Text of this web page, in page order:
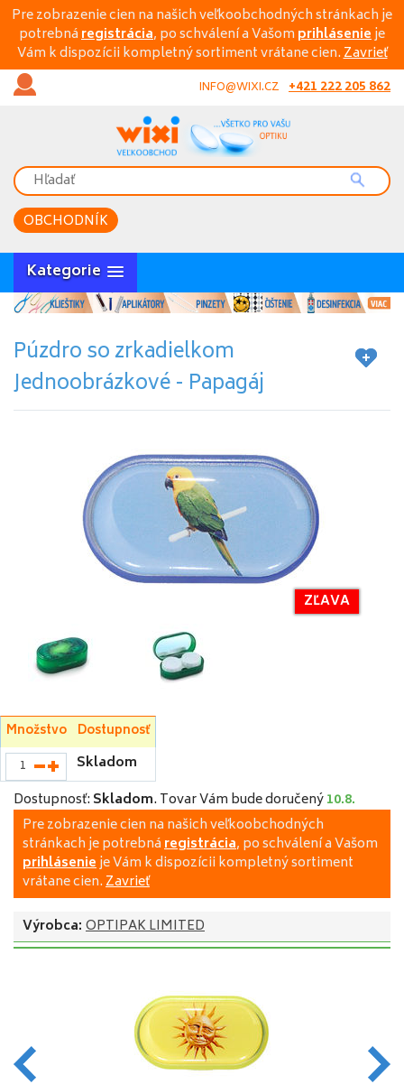
Pre zobrazenie cien na našich veľkoobchodných stránkach je
potrebnáregistrácia, po schválení a Vašom prihlásenieje
Vám k dispozícii kompletný sortiment vrátane cien.Zavrieť
INFO@WIXI.CZ +421 222 205 862
OBCHODNÍK
Kategorie
Púzdro so zrkadielkom
Jednoobrázkové - Papagáj
ZĽAVA
Množstvo Dostupnosť
Skladom
Dostupnosť: Skladom. Tovar Vám bude doručený10.8.
Pre zobrazenie cien na našich veľkoobchodných
stránkach je potrebnáregistrácia, po schválení a Vašom
prihlásenieje Vám k dispozícii kompletný sortiment
vrátane cien.Zavrieť
Výrobca: OPTIPAK LIMITED